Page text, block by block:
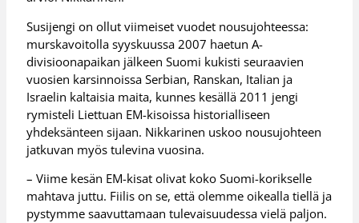
Susijengi on ollut viimeiset vuodet nousujohteessa:
murskavoitolla syyskuussa 2007 haetun A-
divisioonapaikan jälkeen Suomi kukisti seuraavien
vuosien karsinnoissa Serbian, Ranskan, Italian ja
Israelin kaltaisia maita, kunnes kesällä 2011 jengi
rymisteli Liettuan EM-kisoissa historialliseen
yhdeksänteen sijaan. Nikkarinen uskoo nousujohteen
jatkuvan myös tulevina vuosina.
– Viime kesän EM-kisat olivat koko Suomi-korikselle
mahtava juttu. Fiilis on se, että olemme oikealla tiellä ja
pystymme saavuttamaan tulevaisuudessa vielä paljon.